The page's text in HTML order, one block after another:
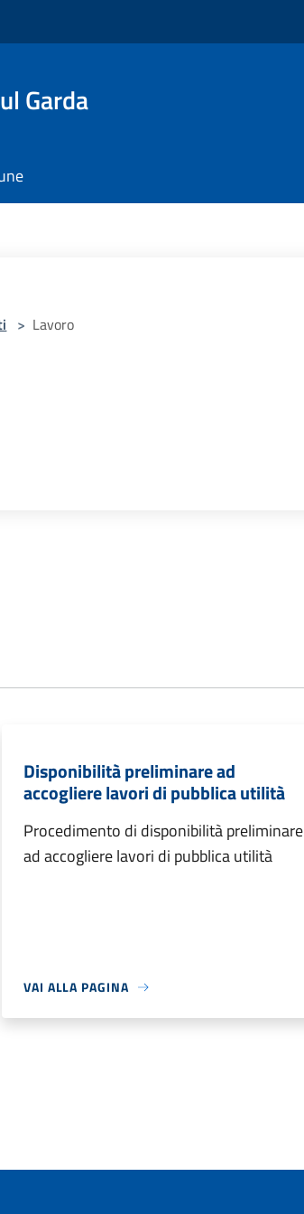
Garda
> Lavoro
Disponibilità preliminare ad
accogliere lavori di pubblica utilità
Procedimento di disponibilità preliminare
ad accogliere lavori di pubblica utilità
VAI ALLA PAGINA